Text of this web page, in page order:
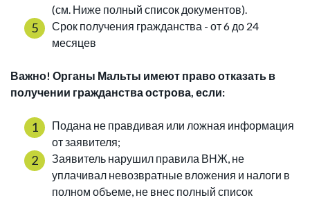
(см. Ниже полный список документов).
Срок получения гражданства - от 6 до 24
месяцев
Важно! Органы Мальты имеют право отказать в
получении гражданства острова, если:
Подана не правдивая или ложная информация
от заявителя;
Заявитель нарушил правила ВНЖ, не
уплачивал невозвратные вложения и налоги в
полном объеме, не внес полный список